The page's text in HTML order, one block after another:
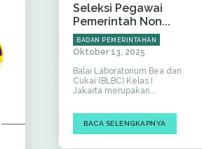
Seleksi Pegawai
Pemerintah Non...
BADAN PEMERINTAHAN
Oktober 13, 2025
Balai Laboratorium Bea dan
Cukai (BLBC) Kelas I
Jakarta merupakan...
BACA SELENGKAPNYA